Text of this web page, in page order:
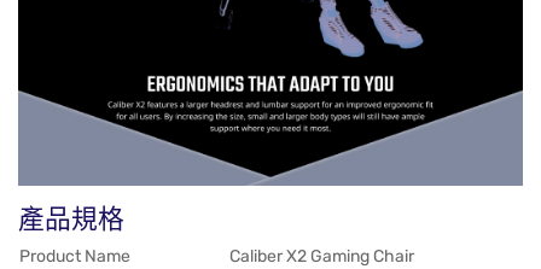
產品規格
Product Name
Caliber X2 Gaming Chair